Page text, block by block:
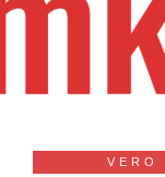
VERO